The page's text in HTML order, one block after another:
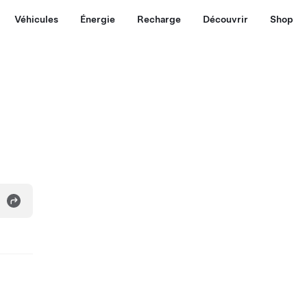
Véhicules Énergie Recharge Découvrir Shop